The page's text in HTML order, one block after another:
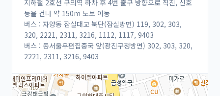
등을 건너 약 150m 도보 이동
320, 2221, 2311, 3216, 1112, 1117, 9403
2221, 2311, 3216, 9403